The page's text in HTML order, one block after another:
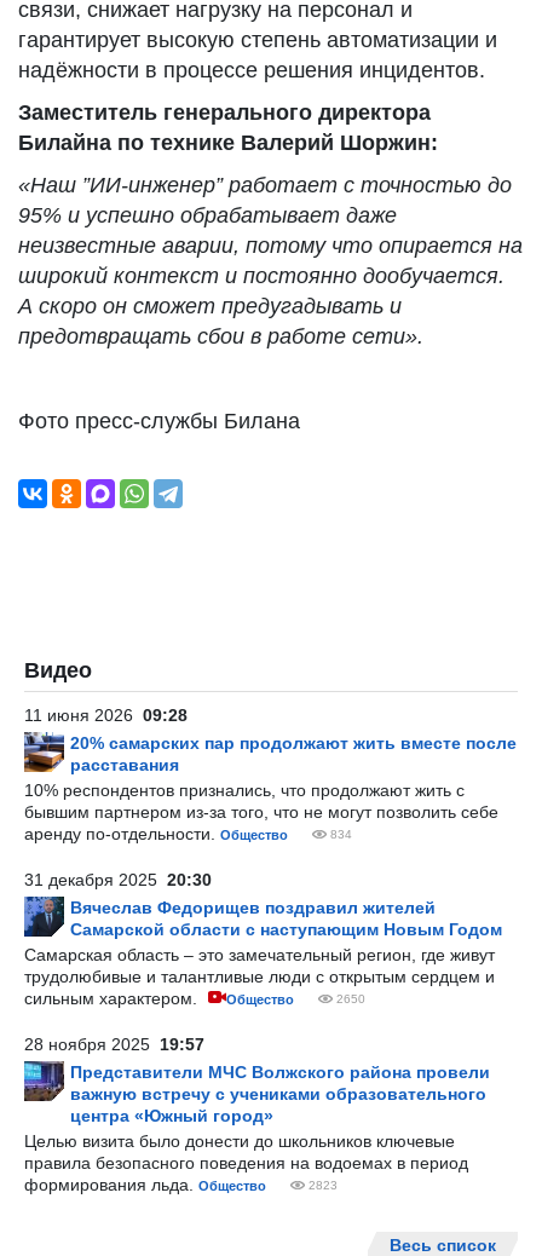
связи, снижает нагрузку на персонал и
гарантирует высокую степень автоматизации и
надёжности в процессе решения инцидентов.
Заместитель генерального директора
Билайна по технике Валерий Шоржин:
«Наш ”ИИ-инженер” работает с точностью до
95% и успешно обрабатывает даже
неизвестные аварии, потому что опирается на
широкий контекст и постоянно дообучается.
А скоро он сможет предугадывать и
предотвращать сбои в работе сети».
Фото пресс-службы Билана
Видео
11 июня 2026 09:28
20% самарских пар продолжают жить вместе после
расставания
10% респондентов признались, что продолжают жить с
бывшим партнером из-за того, что не могут позволить себе
аренду по-отдельности.
Общество 834
31 декабря 2025 20:30
Вячеслав Федорищев поздравил жителей
Самарской области с наступающим Новым Годом
Самарская область – это замечательный регион, где живут
трудолюбивые и талантливые люди с открытым сердцем и
сильным характером.
Общество 2650
28 ноября 2025 19:57
Представители МЧС Волжского района провели
важную встречу с учениками образовательного
центра «Южный город»
Целью визита было донести до школьников ключевые
правила безопасного поведения на водоемах в период
формирования льда.
Общество 2823
Весь список